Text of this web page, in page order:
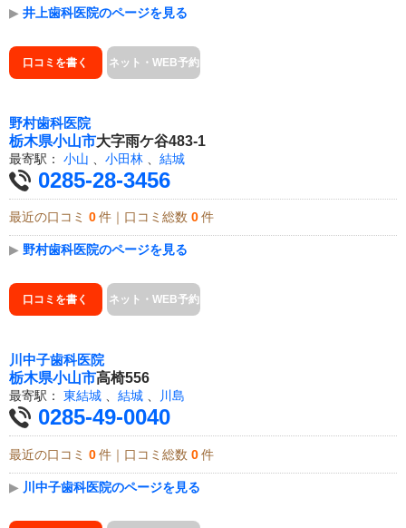
▶ 井上歯科医院のページを見る
口コミを書く ネット・WEB予約
野村歯科医院
栃木県小山市大字雨ケ谷483-1
最寄駅： 小山 小田林 結城
0285-28-3456
最近の口コミ 0 件｜口コミ総数 0 件
▶ 野村歯科医院のページを見る
口コミを書く ネット・WEB予約
川中子歯科医院
栃木県小山市高椅556
最寄駅： 東結城 、 結城 、 川島
0285-49-0040
最近の口コミ 0 件｜口コミ総数 0 件
▶ 川中子歯科医院のページを見る